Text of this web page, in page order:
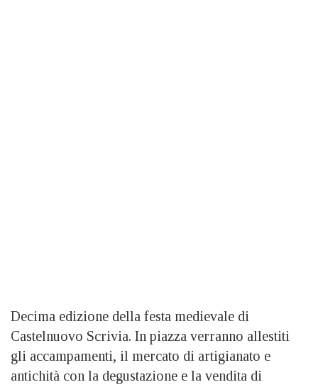
Decima edizione della festa medievale di
Castelnuovo Scrivia. In piazza verranno allestiti
gli accampamenti, il mercato di artigianato e
antichità con la degustazione e la vendita di